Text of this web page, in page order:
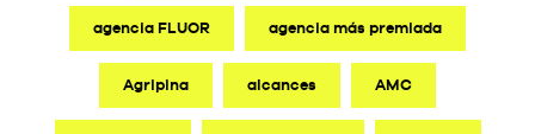
agencia FLUOR agencia más premiada
Agripina alcances AMC